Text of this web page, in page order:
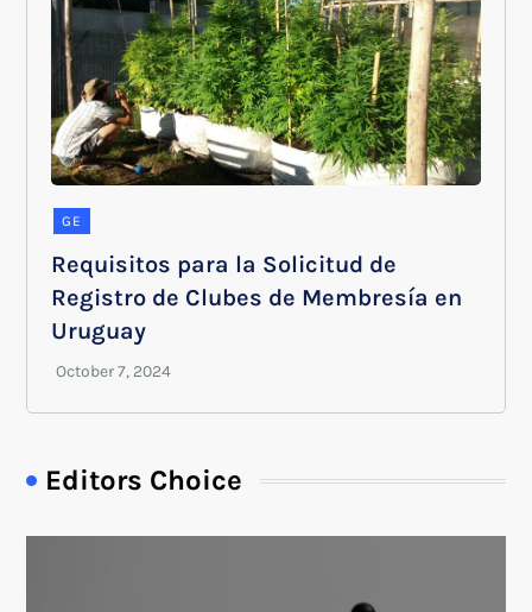
GE
Requisitos para la Solicitud de
Registro de Clubes de Membresía en
Uruguay
Editors Choice